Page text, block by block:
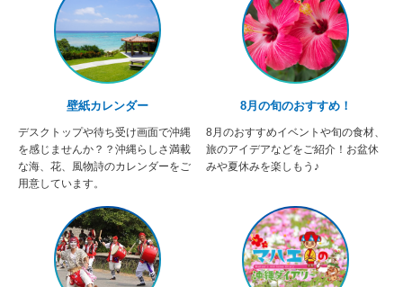
壁紙カレンダー
デスクトップや待ち受け画面で沖縄
を感じませんか？？沖縄らしさ満載
な海、花、風物詩のカレンダーをご
用意しています。
8月の旬のおすすめ！
8月のおすすめイベントや旬の食材、
旅のアイデアなどをご紹介！お盆休
みや夏休みを楽しもう♪